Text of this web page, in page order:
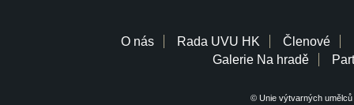
O nás Rada UVU HK Členové
Galerie Na hradě
© Unie výtvarných